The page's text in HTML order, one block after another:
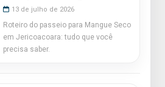
13 de julho de 2026
Roteiro do passeio para Mangue Seco
em Jericoacoara: tudo que você
precisa saber.